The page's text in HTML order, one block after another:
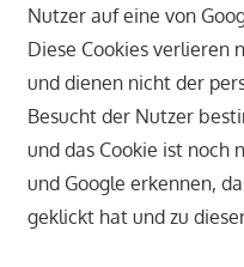
Nutzer auf eine von
Diese Cookies verlieren
und dienen nicht der
Besucht der Nutzer
und das Cookie ist noch
und Google erkennen,
geklickt hat und zu